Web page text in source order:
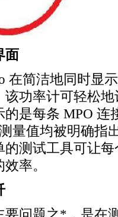
面
在简洁地同时显
该功率计可轻松
的是每条 MPO 连
量值均被明确指
的测试工具可让
率。